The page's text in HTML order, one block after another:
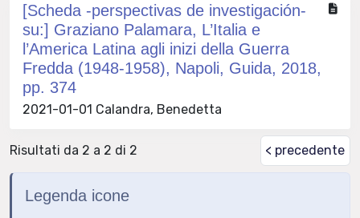
[Scheda -perspectivas de investigación-
su:] Graziano Palamara, L’Italia e
l’America Latina agli inizi della Guerra
Fredda (1948-1958), Napoli, Guida, 2018,
pp. 374
2021-01-01 Calandra, Benedetta
Risultati da 2 a 2 di 2 < precedente
Legenda icone